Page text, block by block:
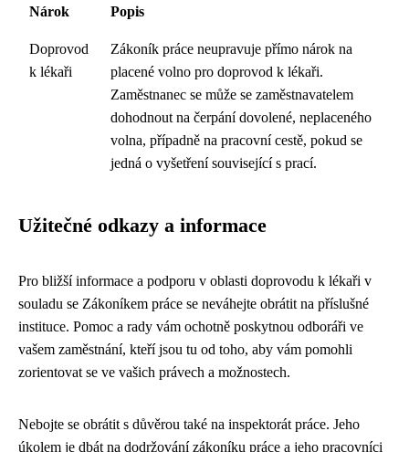
Nárok Popis
Doprovod
k lékaři
Zákoník práce neupravuje přímo nárok na
placené volno pro doprovod k lékaři.
Zaměstnanec se může se zaměstnavatelem
dohodnout na čerpání dovolené, neplaceného
volna, případně na pracovní cestě, pokud se
jedná o vyšetření související s prací.
Užitečné odkazy a informace
Pro bližší informace a podporu v oblasti doprovodu k lékaři v
souladu se Zákoníkem práce se neváhejte obrátit na příslušné
instituce. Pomoc a rady vám ochotně poskytnou odboráři ve
vašem zaměstnání, kteří jsou tu od toho, aby vám pomohli
zorientovat se ve vašich právech a možnostech.
Nebojte se obrátit s důvěrou také na inspektorát práce. Jeho
úkolem je dbát na dodržování zákoníku práce a jeho pracovníci